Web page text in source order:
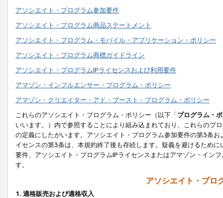
アソシエイト・プログラム参加要件
アソシエイト・プログラム商品ステートメント
アソシエイト・プログラム・モバイル・アプリケーション・ポリシー
アソシエイト・プログラム商標ガイドライン
アソシエイト・プログラムIPライセンスおよび利用要件
アマゾン・インフルエンサー・プログラム・ポリシー
アマゾン・クリエイター・アド・ブースト・プログラム・ポリシー
これらのアソシエイト・プログラム・ポリシー（以下「プログラム・
いいます。）内で参照することにより組み込まれており、これらのプ
の定義にしたがいます。アソシエイト・プログラム参加要件の第3条
イセンスの第3条は、本規約終了後も存続します。疑義を避けるため
要件、アソシエイト・プログラムIPライセンスまたはアマゾン・イン
す。
アソシエイト・プロ
1. 適格販売および適格収入